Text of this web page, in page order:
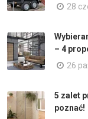
28
– 4
26
5 zalet
poznać!